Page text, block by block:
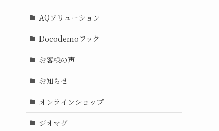
AQソリューション
Docodemoフック
お客様の声
お知らせ
オンラインショップ
ジオマグ